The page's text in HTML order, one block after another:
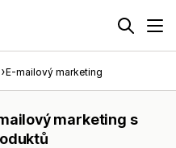
E-mailový marketing
marketing s